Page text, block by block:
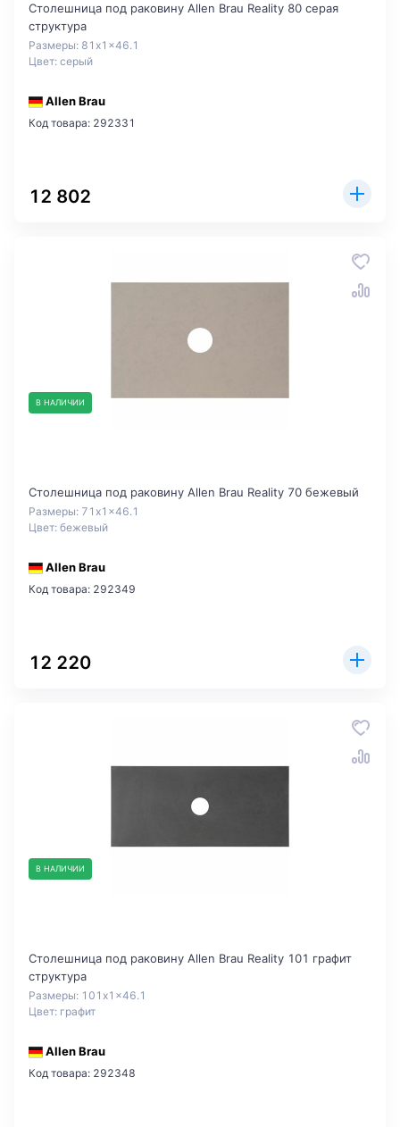
Столешница под раковину Allen Brau Reality 80 серая
структура
Размеры: 81x1x46.1
Цвет: серый
Allen Brau
Код товара: 292331
12 802
В НАЛИЧИИ
Столешница под раковину Allen Brau Reality 70 бежевый
Размеры: 71x1x46.1
Цвет: бежевый
Allen Brau
Код товара: 292349
12 220
В НАЛИЧИИ
Столешница под раковину Allen Brau Reality 101 графит
структура
Размеры: 101x1x46.1
Цвет: графит
Allen Brau
Код товара: 292348